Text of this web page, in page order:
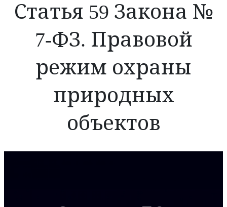
Статья 59 Закона №
7-ФЗ. Правовой
режим охраны
природных
объектов